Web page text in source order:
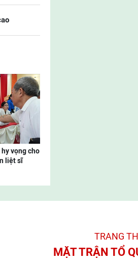
vọng cho
liệt sĩ
TRANG
MẶT TRẬN TỔ